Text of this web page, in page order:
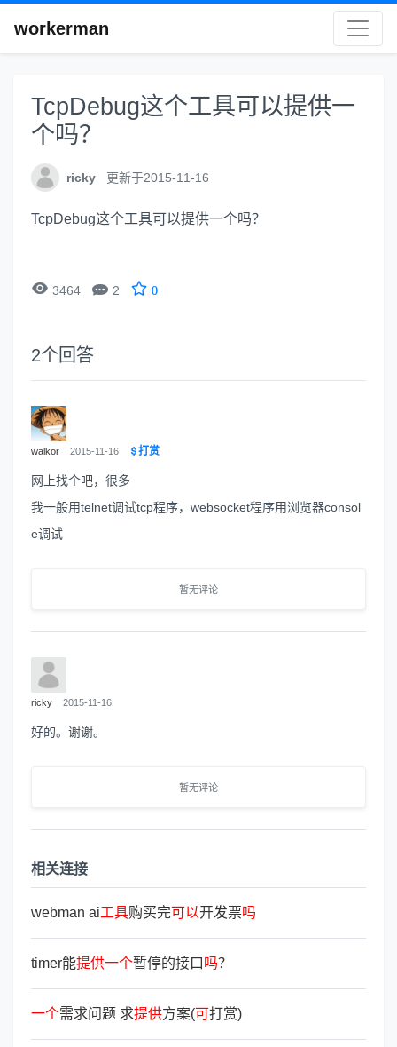
workerman
TcpDebug这个工具可以提供一
个吗？
ricky 更新于2015-11-16
TcpDebug这个工具可以提供一个吗？
 3464  2 0
2个回答
walkor 2015-11-16 打赏
网上找个吧，很多
我一般用telnet调试tcp程序，websocket程序用浏览器consol
e调试
暂无评论
ricky 2015-11-16
好的。谢谢。
暂无评论
相关连接
webman ai工具购买完可以开发票吗
timer能提供一个暂停的接口 吗？
一个需求问题 求提供方案(可打赏)